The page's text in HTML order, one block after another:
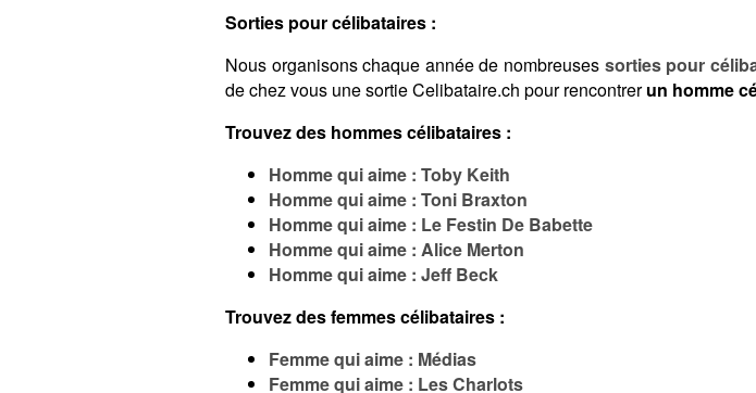
Sorties pour célibataires :
Nous organisons chaque année de nombreuses sorties pour
de chez vous une sortie Celibataire.ch pour rencontrerun homme
Trouvez des hommes célibataires :
Homme qui aime : Toby Keith
Homme qui aime : Toni Braxton
Homme qui aime : Le Festin De Babette
Homme qui aime : Alice Merton
Homme qui aime : Jeff Beck
Trouvez des femmes célibataires :
Femme qui aime : Médias
Femme qui aime : Les Charlots